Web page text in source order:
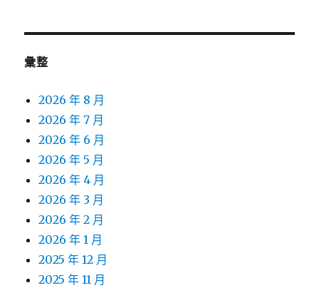
彙整
2026 年 8 月
2026 年 7 月
2026 年 6 月
2026 年 5 月
2026 年 4 月
2026 年 3 月
2026 年 2 月
2026 年 1 月
2025 年 12 月
2025 年 11 月